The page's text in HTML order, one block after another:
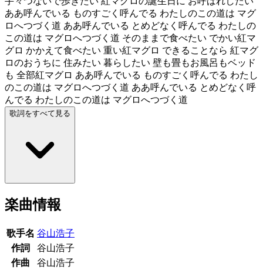
ああ呼んでいる ものすごく呼んでる わたしのこの道は マグ
ロへつづく道 ああ呼んでいる とめどなく呼んでる わたしの
この道は マグロへつづく道 そのままで食べたい でかい紅マ
グロ かかえて食べたい 重い紅マグロ できることなら 紅マグ
ロのおうちに 住みたい 暮らしたい 壁も畳もお風呂もベッド
も 全部紅マグロ ああ呼んでいる ものすごく呼んでる わたし
のこの道は マグロへつづく道 ああ呼んでいる とめどなく呼
んでる わたしのこの道は マグロへつづく道
歌詞をすべて見る
楽曲情報
歌手名 谷山浩子
作詞
谷山浩子
作曲
谷山浩子